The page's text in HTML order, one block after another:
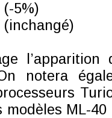
(-5%)
(inchangé)
l’apparition
notera
ML-